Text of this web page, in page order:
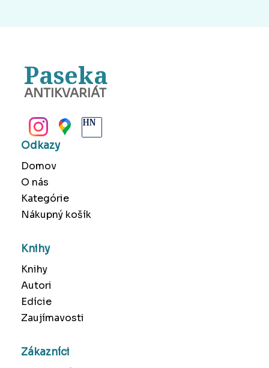
Paseka
ANTIKVARIÁT
Odkazy
Domov
O nás
Kategórie
Nákupný košík
Knihy
Knihy
Autori
Edície
Zaujímavosti
Zákazníci